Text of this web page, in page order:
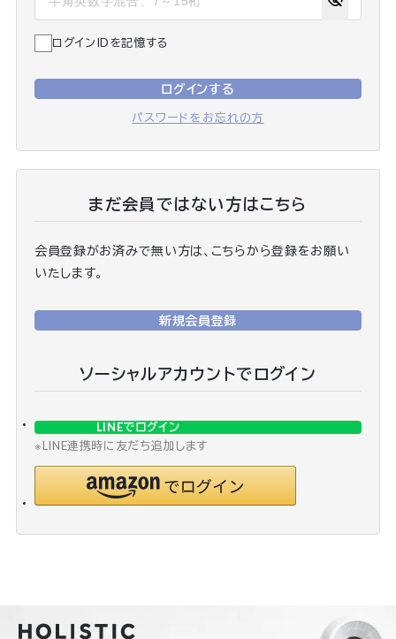
ログインIDを記憶する
ログインする
パスワードをお忘れの方
まだ会員ではない方はこちら
会員登録がお済みで無い方は、こちらから登録をお願い
いたします。
新規会員登録
ソーシャルアカウントでログイン
LINEでログイン
※LINE連携時に友だち追加します